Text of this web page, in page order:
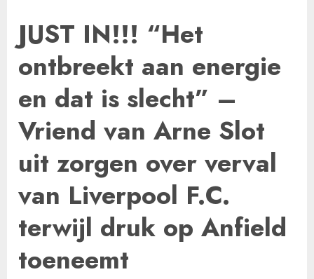
JUST IN!!! “Het
ontbreekt aan energie
en dat is slecht” –
Vriend van Arne Slot
uit zorgen over verval
van Liverpool F.C.
terwijl druk op Anfield
toeneemt